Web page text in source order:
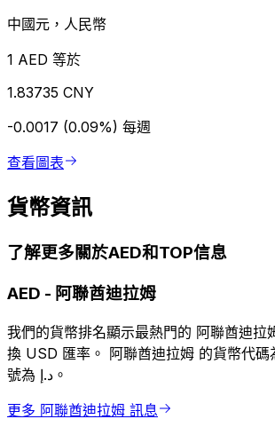
中國元，人民幣
1 AED 等於
1.83735 CNY
-0.0017 (0.09%) 每週
查看圖表
貨幣資訊
了解更多關於AED和TOP信息
AED - 阿聯酋迪拉姆
我們的貨幣排名顯示最熱門的 阿聯酋迪拉
換 USD 匯率。 阿聯酋迪拉姆 的貨幣代
號為 د.إ。
更多 阿聯酋迪拉姆 訊息